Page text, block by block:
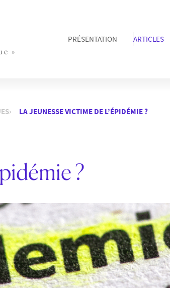
»
PRÉSENTATION ARTICLES
LA JEUNESSE VICTIME DE L’ÉPIDÉMIE ?
?